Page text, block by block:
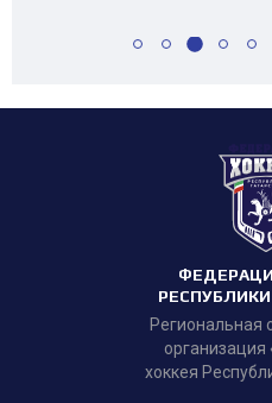
Региональная
хоккея